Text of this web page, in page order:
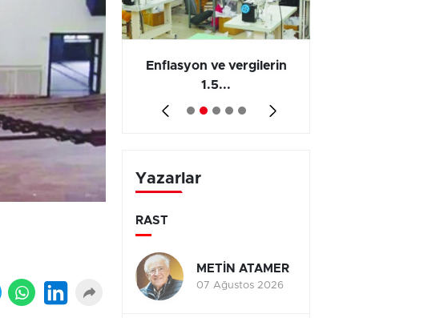
sigara 120 TL, en
Enflasyon ve vergilerin
1.5...
Yazarlar
RAST
METİN ATAMER
07 Ağustos 2026